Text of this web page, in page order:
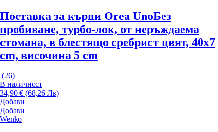
Поставка за кърпи Orea UnoБез
пробиване, турбо-лок, от неръждаема
стомана, в блестящо сребрист цвят, 40x7
cm, височина 5 cm
(26)
В наличност
34,90 € (68,26 Лв)
Добави
Добави
Wenko